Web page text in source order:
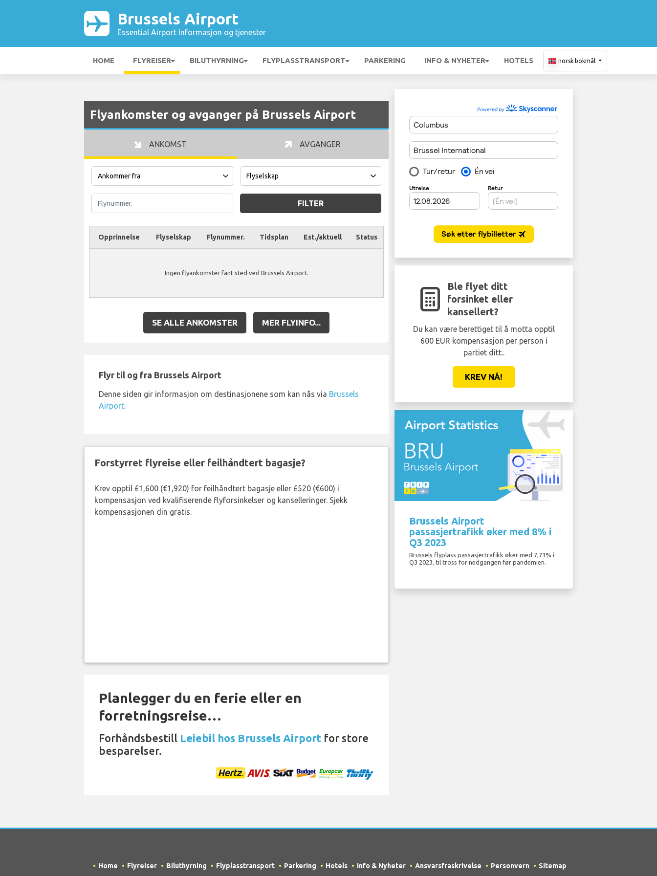
Brussels Airport
Essential Airport Informasjon og tjenester
HOME FLYREISER BILUTHYRNING FLYPLASSTRANSPORT PARKERING INFO & NYHETER HOTELS norsk bokmål
Flyankomster og avganger på Brussels Airport
ANKOMST AVGANGER
FILTER
Opprinnelse Flyselskap Flynummer. Tidsplan Est./aktuell Status
Ingen flyankomster fant sted ved Brussels Airport.
SE ALLE ANKOMSTER MER FLYINFO...
Flyr til og fra Brussels Airport
Denne siden gir informasjon om destinasjonene som kan nås via Brussels
Airport.
Forstyrret flyreise eller feilhåndtert bagasje?
Krev opptil £1,600 (€1,920) for feilhåndtert bagasje eller £520 (€600) i
kompensasjon ved kvalifiserende flyforsinkelser og kanselleringer. Sjekk
kompensasjonen din gratis.
Planlegger du en ferie eller en
forretningsreise…
Forhåndsbestill Leiebil hos Brussels Airport for store
besparelser.
forsinket eller
kansellert?
Du kan være berettiget til å motta opptil
600 EUR kompensasjon per person i
Slå køene
Security. Få et raskt spor og kom deg
gjennom på 5 minutter eller mindre.
BESTILL NÅ
Brussels Airport
passasjertrafikk øker med 8% i
Q3 2023
Brussels flyplass passasjertrafikk øker med 7,71% i
Q3 2023, til tross for nedgangen før pandemien.
Home Flyreiser Biluthyrning Flyplasstransport Parkering Hotels Info & Nyheter Ansvarsfraskrivelse Personvern Sitemap